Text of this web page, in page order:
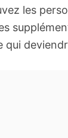
les
qui